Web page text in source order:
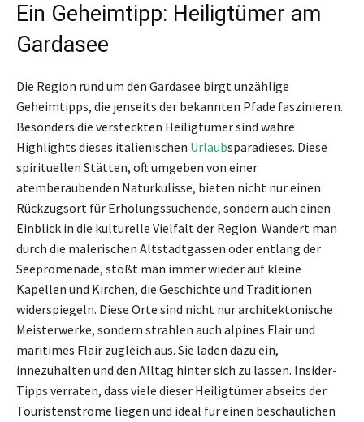
Ein Geheimtipp: Heiligtümer am
Gardasee
Die Region rund um den Gardasee birgt unzählige
Geheimtipps, die jenseits der bekannten Pfade faszinieren.
Besonders die versteckten Heiligtümer sind wahre
Highlights dieses italienischen Urlaubsparadieses. Diese
spirituellen Stätten, oft umgeben von einer
atemberaubenden Naturkulisse, bieten nicht nur einen
Rückzugsort für Erholungssuchende, sondern auch einen
Einblick in die kulturelle Vielfalt der Region. Wandert man
durch die malerischen Altstadtgassen oder entlang der
Seepromenade, stößt man immer wieder auf kleine
Kapellen und Kirchen, die Geschichte und Traditionen
widerspiegeln. Diese Orte sind nicht nur architektonische
Meisterwerke, sondern strahlen auch alpines Flair und
maritimes Flair zugleich aus. Sie laden dazu ein,
innezuhalten und den Alltag hinter sich zu lassen. Insider-
Tipps verraten, dass viele dieser Heiligtümer abseits der
Touristenströme liegen und ideal für einen beschaulichen